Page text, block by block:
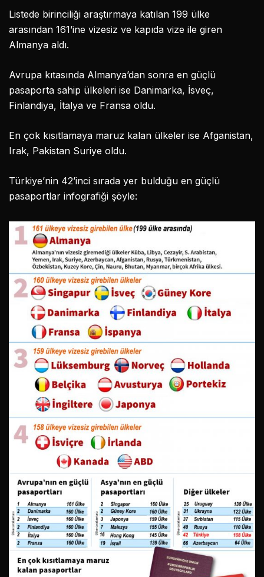
Listede birinciliği araştırmaya katılan 199 ülke
arasından 161’ine vizesiz ve kapıda vize ile giren
Almanya aldı.
Avrupa kıtasında Almanya’dan sonra en güçlü
pasaporta sahip ülkeleri ise Danimarka, İsveç,
Finlandiya, İtalya ve Fransa oldu.
En çok kısıtlamaya maruz kalan ülkeler ise Afganistan,
Irak, Pakistan Suriye oldu.
Türkiye’nin 42’inci sırada yer bulduğu en güçlü
pasaportlar infografiği şöyle: